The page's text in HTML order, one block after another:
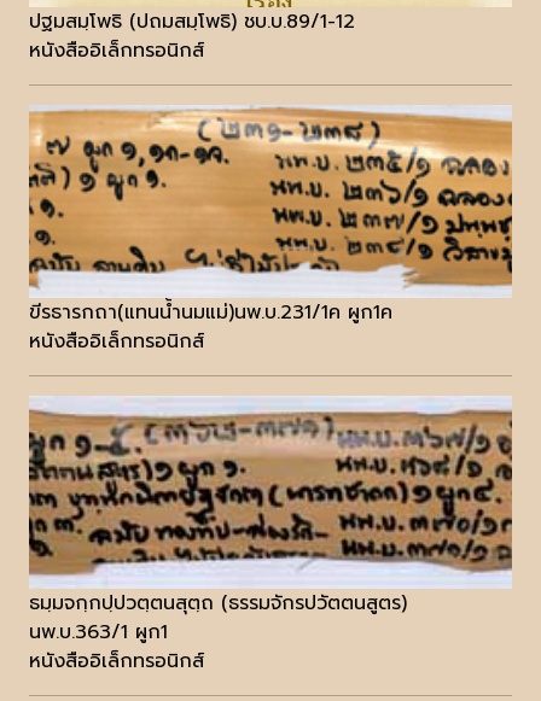
ปฐมสมฺโพธิ (ปถมสมฺโพธิ) ชบ.บ.89/1-12
หนังสืออิเล็กทรอนิกส์
ขีรธารกถา(แทนน้ำนมแม่)นพ.บ.231/1ค ผูก1ค
หนังสืออิเล็กทรอนิกส์
ธมฺมจกฺกปฺปวตฺตนสุตฺถ (ธรรมจักรปวัตตนสูตร)
นพ.บ.363/1 ผูก1
หนังสืออิเล็กทรอนิกส์